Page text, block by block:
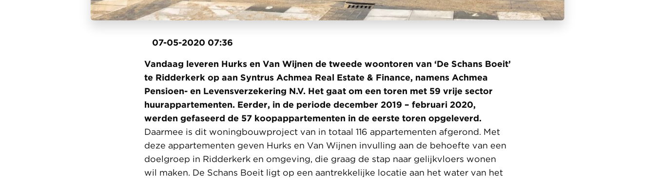
07-05-2020 07:36
Vandaag leveren Hurks en Van Wijnen de tweede woontoren van ‘De Schans Boeit’
te Ridderkerk op aan Syntrus Achmea Real Estate & Finance, namens Achmea
Pensioen- en Levensverzekering N.V. Het gaat om een toren met 59 vrije sector
huurappartementen. Eerder, in de periode december 2019 – februari 2020,
werden gefaseerd de 57 koopappartementen in de eerste toren opgeleverd.
Daarmee is dit woningbouwproject van in totaal 116 appartementen afgerond. Met
deze appartementen geven Hurks en Van Wijnen invulling aan de behoefte van een
doelgroep in Ridderkerk en omgeving, die graag de stap naar gelijkvloers wonen
wil maken. De Schans Boeit ligt op een aantrekkelijke locatie aan het water van het